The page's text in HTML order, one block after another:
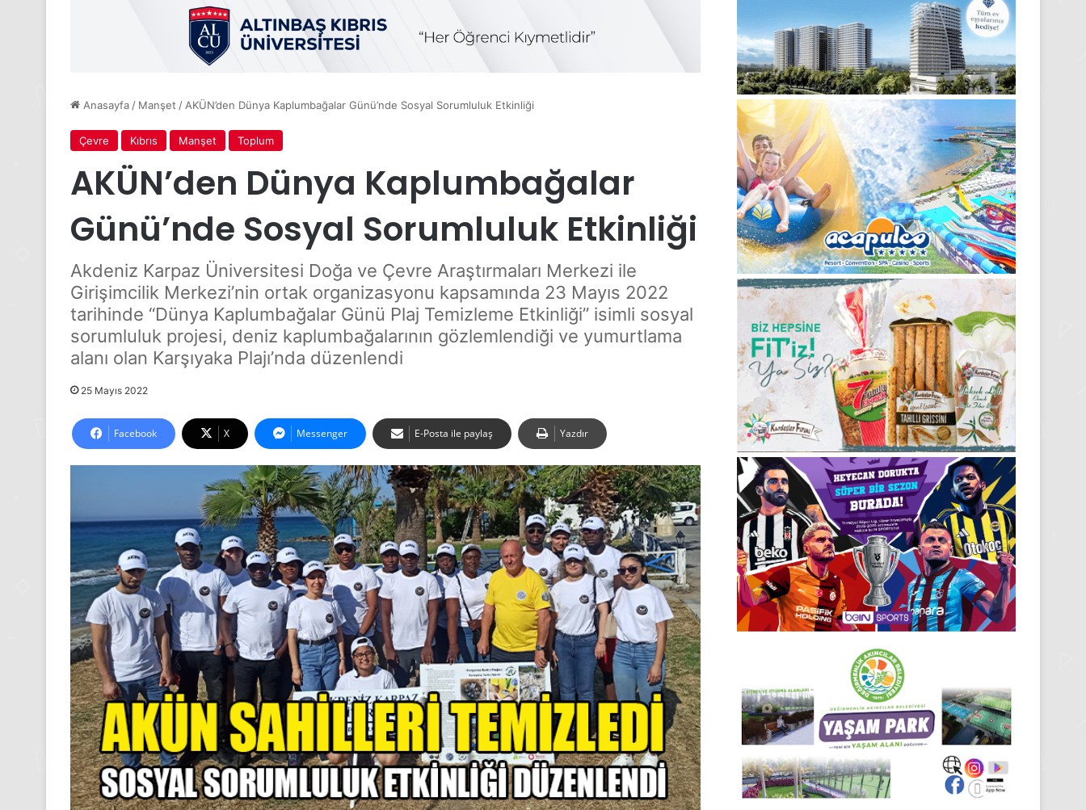
Anasayfa / Manşet / AKÜN’den Dünya Kaplumbağalar Günü’nde Sosyal Sorumluluk Etkinliği
Çevre Kıbrıs Manşet Toplum
AKÜN’den Dünya Kaplumbağalar
Günü’nde Sosyal Sorumluluk Etkinliği
Akdeniz Karpaz Üniversitesi Doğa ve Çevre Araştırmaları Merkezi ile
Girişimcilik Merkezi’nin ortak organizasyonu kapsamında 23 Mayıs 2022
tarihinde “Dünya Kaplumbağalar Günü Plaj Temizleme Etkinliği” isimli sosyal
sorumluluk projesi, deniz kaplumbağalarının gözlemlendiği ve yumurtlama
alanı olan Karşıyaka Plajı’nda düzenlendi
25 Mayıs 2022
Facebook X Messenger E-Posta ile paylaş Yazdır